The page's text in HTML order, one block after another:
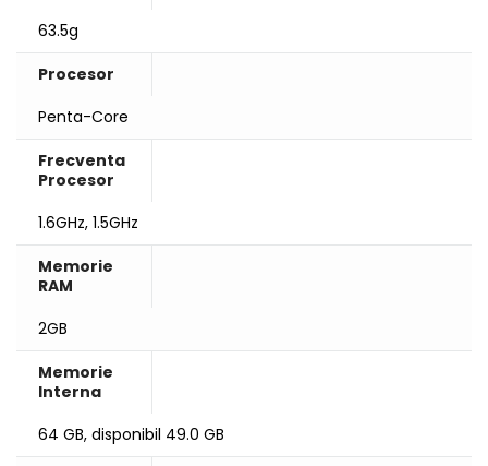
63.5g
Procesor
Penta-Core
Frecventa
Procesor
1.6GHz, 1.5GHz
Memorie
RAM
2GB
Memorie
Interna
64 GB, disponibil 49.0 GB